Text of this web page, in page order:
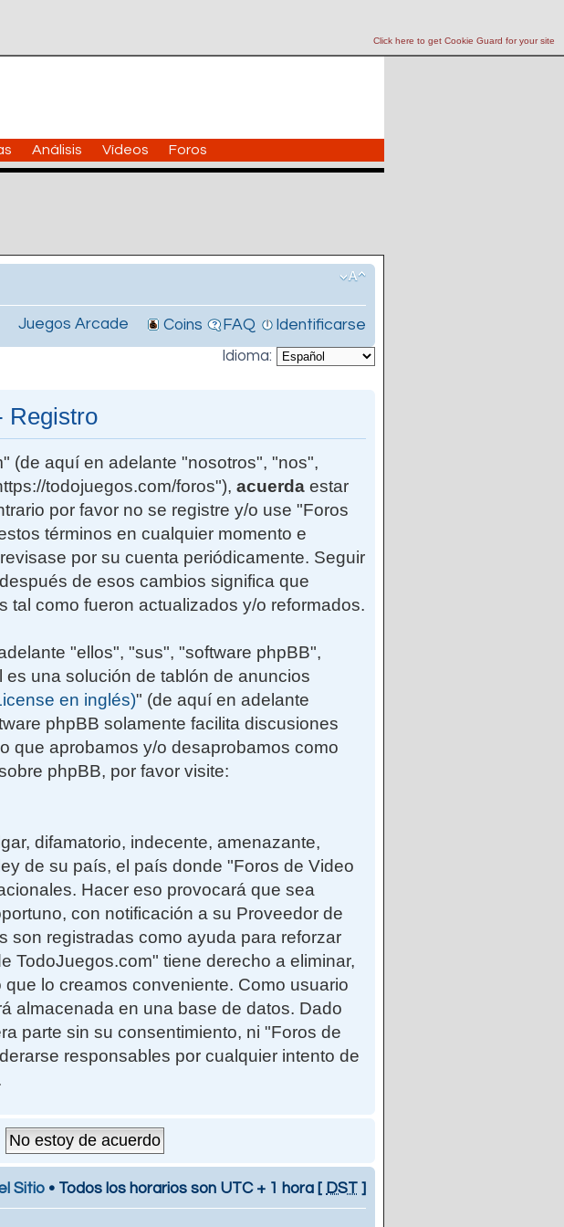
Click here to get Cookie Guard for your site
Análisis Vídeos Foros
Juegos Arcade Coins FAQ
Identificarse
Idioma:
Registro
(de aquí en adelante "nosotros", "nos",
todojuegos.com/foros"), acuerda estar
por favor no se registre y/o use "Foros
términos en cualquier momento e
por su cuenta periódicamente. Seguir
de esos cambios significa que
tal como fueron actualizados y/o reformados.
"ellos", "sus", "software phpBB",
una solución de tablón de anuncios
en inglés)" (de aquí en adelante
phpBB solamente facilita discusiones
que aprobamos y/o desaprobamos como
phpBB, por favor visite:
difamatorio, indecente, amenazante,
de su país, el país donde "Foros de Video
Hacer eso provocará que sea
con notificación a su Proveedor de
son registradas como ayuda para reforzar
TodoJuegos.com" tiene derecho a eliminar,
lo creamos conveniente. Como usuario
almacenada en una base de datos. Dado
parte sin su consentimiento, ni "Foros de
responsables por cualquier intento de
Sitio • Todos los horarios son UTC + 1 hora [ DST ]